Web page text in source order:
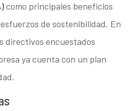
como principales beneficios
de sostenibilidad. En
directivos encuestados
ya cuenta con un plan